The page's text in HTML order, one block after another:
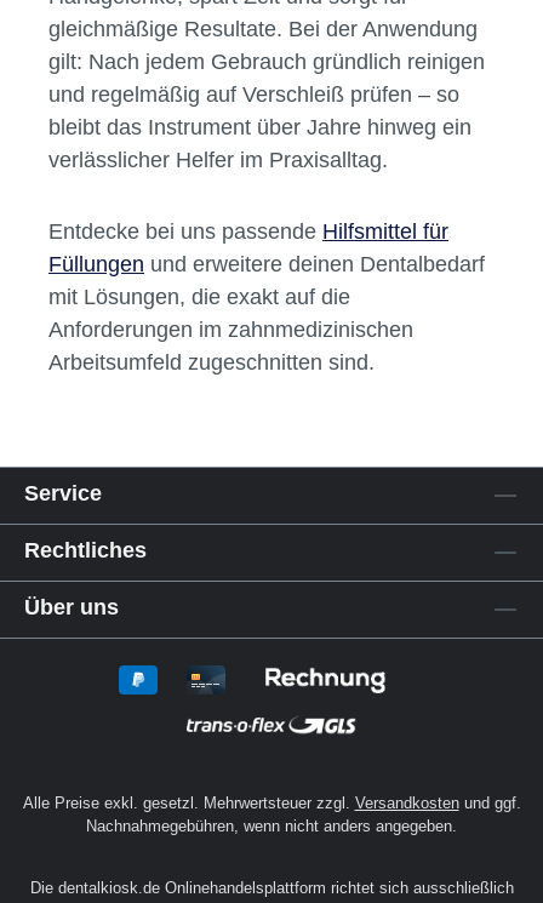
gleichmäßige Resultate. Bei der Anwendung
gilt: Nach jedem Gebrauch gründlich reinigen
und regelmäßig auf Verschleiß prüfen – so
bleibt das Instrument über Jahre hinweg ein
verlässlicher Helfer im Praxisalltag.
Entdecke bei uns passende Hilfsmittel für
Füllungen und erweitere deinen Dentalbedarf
mit Lösungen, die exakt auf die
Anforderungen im zahnmedizinischen
Arbeitsumfeld zugeschnitten sind.
Service
Rechtliches
Über uns
Alle Preise exkl. gesetzl. Mehrwertsteuer zzgl. Versandkostenund ggf.
Nachnahmegebühren, wenn nicht anders angegeben.
Die dentalkiosk.de Onlinehandelsplattform richtet sich ausschließlich